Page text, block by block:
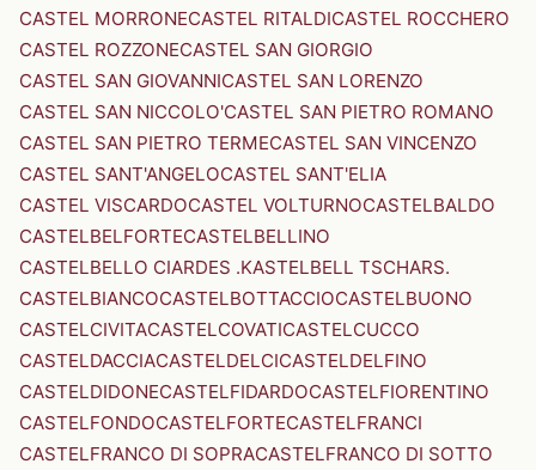
CASTEL MORRONECASTEL RITALDICASTEL ROCCHERO
CASTEL ROZZONECASTEL SAN GIORGIO
CASTEL SAN GIOVANNICASTEL SAN LORENZO
CASTEL SAN NICCOLO'CASTEL SAN PIETRO ROMANO
CASTEL SAN PIETRO TERMECASTEL SAN VINCENZO
CASTEL SANT'ANGELOCASTEL SANT'ELIA
CASTEL VISCARDOCASTEL VOLTURNOCASTELBALDO
CASTELBELFORTECASTELBELLINO
CASTELBELLO CIARDES .KASTELBELL TSCHARS.
CASTELBIANCOCASTELBOTTACCIOCASTELBUONO
CASTELCIVITACASTELCOVATICASTELCUCCO
CASTELDACCIACASTELDELCICASTELDELFINO
CASTELDIDONECASTELFIDARDOCASTELFIORENTINO
CASTELFONDOCASTELFORTECASTELFRANCI
CASTELFRANCO DI SOPRACASTELFRANCO DI SOTTO